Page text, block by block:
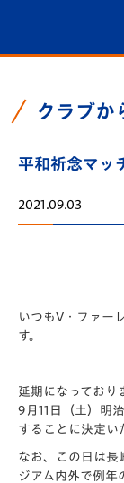
クラブか
平和祈念マッ
2021.09.03
いつもV・ファー
す。
延期になっており
9月11日（土）明
することに決定い
なお、この日は長
ジアム内外で例年